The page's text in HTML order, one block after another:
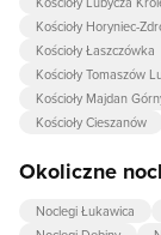
Kościoły Horyniec-
Kościoły Łaszczówka
Kościoły Tomaszów
Kościoły Majdan
Kościoły Cieszanów
Okoliczne
Noclegi Łukawica